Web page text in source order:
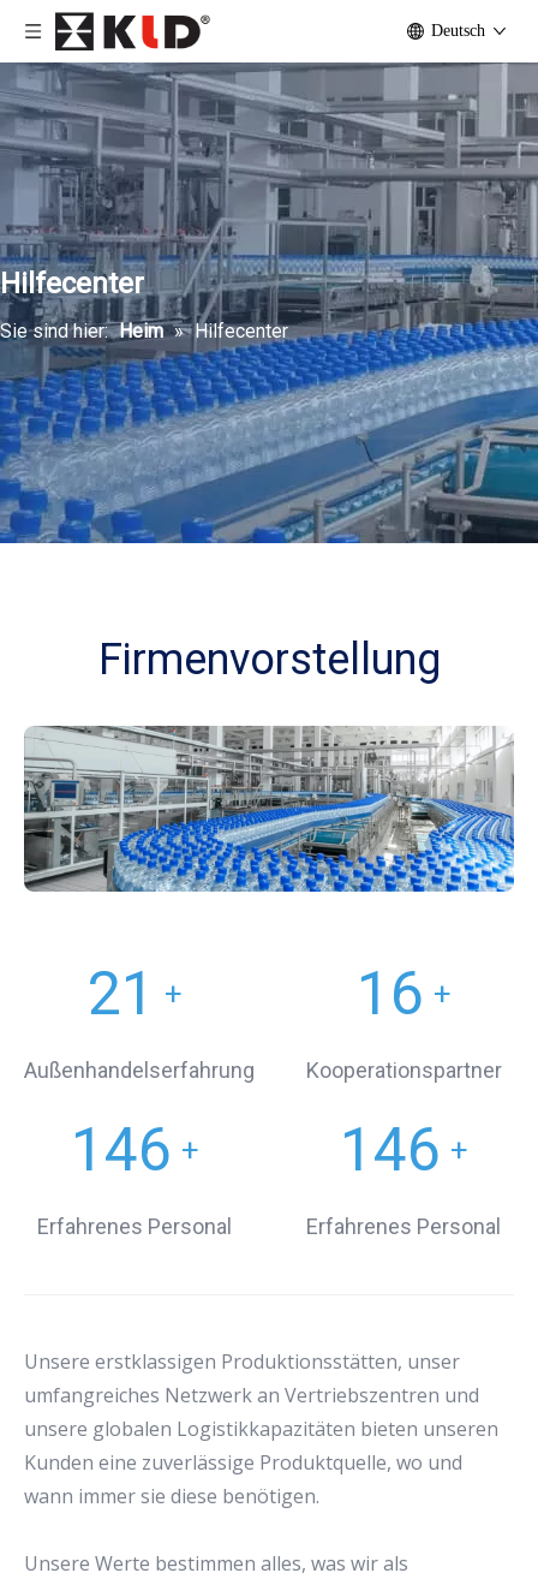
Deutsch
Hilfecenter
Sie sind hier: Heim » Hilfecenter
Firmenvorstellung
21 +
Außenhandelserfahrung
16 +
Kooperationspartner
146 +
Erfahrenes Personal
146 +
Erfahrenes Personal
Unsere erstklassigen Produktionsstätten, unser
umfangreiches Netzwerk an Vertriebszentren und
unsere globalen Logistikkapazitäten bieten unseren
Kunden eine zuverlässige Produktquelle, wo und
wann immer sie diese benötigen.
Unsere Werte bestimmen alles, was wir als